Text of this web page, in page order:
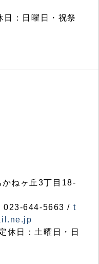
：日曜日・祝祭
ねヶ丘3丁目18-
023-644-5663 / t
休日：土曜日・日